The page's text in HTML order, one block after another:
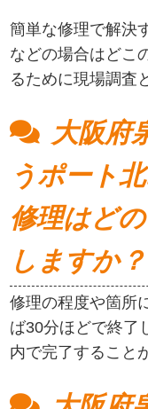
簡単な修理で解決
などの場合はどこ
るために現場調査
大阪府
うポート
修理はど
しますか？
修理の程度や箇所
ば30分ほどで終了
内で完了すること